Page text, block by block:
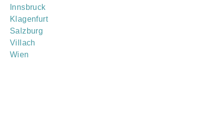
Innsbruck
Klagenfurt
Salzburg
Villach
Wien